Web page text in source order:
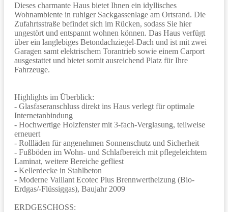
Dieses charmante Haus bietet Ihnen ein idyllisches
Wohnambiente in ruhiger Sackgassenlage am Ortsrand. Die
Zufahrtsstraße befindet sich im Rücken, sodass Sie hier
ungestört und entspannt wohnen können. Das Haus verfügt
über ein langlebiges Betondachziegel-Dach und ist mit zwei
Garagen samt elektrischem Torantrieb sowie einem Carport
ausgestattet und bietet somit ausreichend Platz für Ihre
Fahrzeuge.
Highlights im Überblick:
- Glasfaseranschluss direkt ins Haus verlegt für optimale
Internetanbindung
- Hochwertige Holzfenster mit 3-fach-Verglasung, teilweise
erneuert
- Rollläden für angenehmen Sonnenschutz und Sicherheit
- Fußböden im Wohn- und Schlafbereich mit pflegeleichtem
Laminat, weitere Bereiche gefliest
- Kellerdecke in Stahlbeton
- Moderne Vaillant Ecotec Plus Brennwertheizung (Bio-
Erdgas/-Flüssiggas), Baujahr 2009
ERDGESCHOSS: